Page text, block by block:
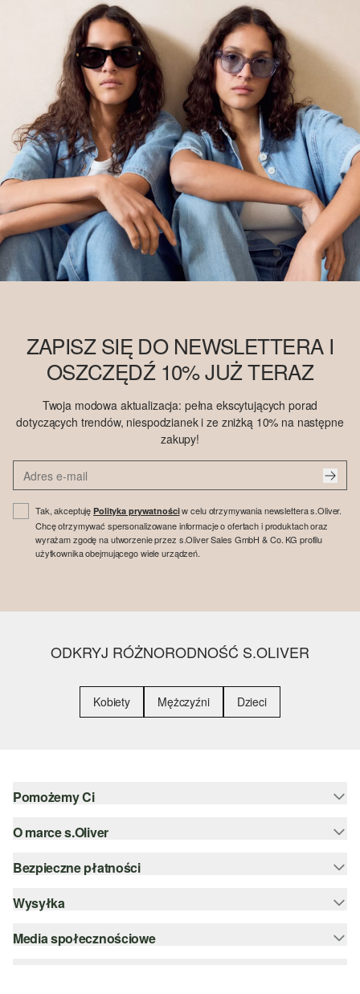
ZAPISZ SIĘ DO NEWSLETTERA I
OSZCZĘDŹ 10% JUŻ TERAZ
Twoja modowa aktualizacja: pełna ekscytujących porad
dotyczących trendów, niespodzianek i ze zniżką 10% na następne
zakupy!
Tak, akceptujęPolityka prywatnościw celu otrzymywania newslettera s.Oliver.
Chcę otrzymywać spersonalizowane informacje o ofertach i produktach oraz
wyrażam zgodę na utworzenie przez s.Oliver Sales GmbH & Co. KG profilu
użytkownika obejmującego wiele urządzeń.
ODKRYJ RÓŻNORODNOŚĆ S.OLIVER
Kobiety Mężczyźni Dzieci
Pomożemy Ci
Pomoc i FAQ
Porady dotyczące rozmiarów
Kategorie
O marce s.Oliver
Newsletter
s.Oliver Group
Bezpieczne płatności
PayPal
Klarna
Wysyłka
DHL PL
Media społecznościowe